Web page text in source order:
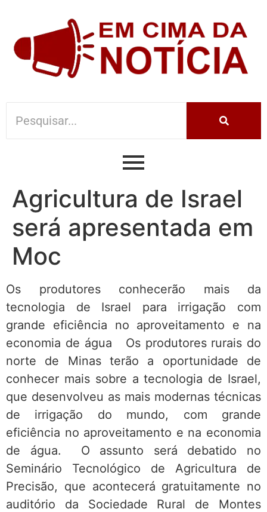
Agricultura de Israel
será apresentada em
Moc
Os produtores conhecerão mais da
tecnologia de Israel para irrigação com
grande eficiência no aproveitamento e na
economia de água Os produtores rurais do
norte de Minas terão a oportunidade de
conhecer mais sobre a tecnologia de Israel,
que desenvolveu as mais modernas técnicas
de irrigação do mundo, com grande
eficiência no aproveitamento e na economia
de água. O assunto será debatido no
Seminário Tecnológico de Agricultura de
Precisão, que acontecerá gratuitamente no
auditório da Sociedade Rural de Montes